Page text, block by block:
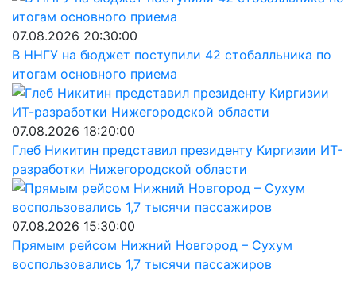
07.08.2026 20:30:00
В ННГУ на бюджет поступили 42 стобалльника по
итогам основного приема
07.08.2026 18:20:00
Глеб Никитин представил президенту Киргизии ИТ-
разработки Нижегородской области
07.08.2026 15:30:00
Прямым рейсом Нижний Новгород – Сухум
воспользовались 1,7 тысячи пассажиров